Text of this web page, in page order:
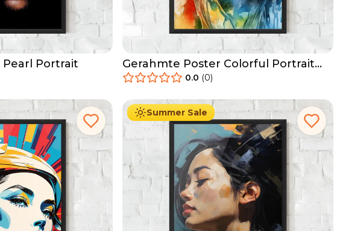
Portrait
Gerahmte Poster Colorful Portrait
Art
0.0 (0)
Summer Sale
Ab 49.90 € 29.90